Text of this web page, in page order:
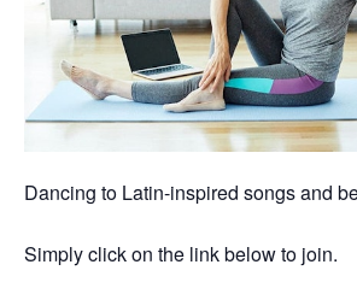
Dancing to Latin-inspired songs and
Simply click on the link below to join.